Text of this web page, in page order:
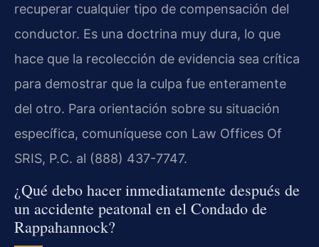
recuperar cualquier tipo de compensación del
conductor. Es una doctrina muy dura, lo que
hace que la recolección de evidencia sea crítica
para demostrar que la culpa fue enteramente
del otro. Para orientación sobre su situación
específica, comuníquese con Law Offices Of
SRIS, P.C. al (888) 437-7747.
¿Qué debo hacer inmediatamente después de
un accidente peatonal en el Condado de
Rappahannock?